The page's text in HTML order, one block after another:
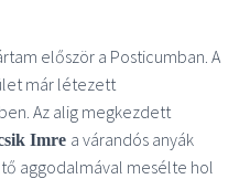
először a Posticumban. A
már létezett
Az alig megkezdett
Imre a várandós anyák
aggodalmával mesélte hol